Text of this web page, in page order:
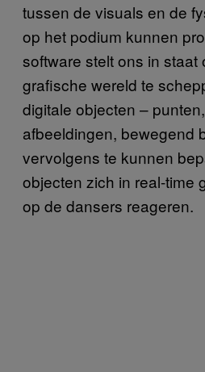
tussen de visuals en de
op het podium kunnen
software stelt ons in staat
grafische wereld te
digitale objecten –
afbeeldingen, bewegend
vervolgens te kunnen
objecten zich in real-time
op de dansers reageren.